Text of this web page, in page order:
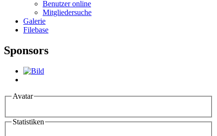
Benutzer online
Mitgliedersuche
Galerie
Filebase
Sponsors
Avatar
Statistiken